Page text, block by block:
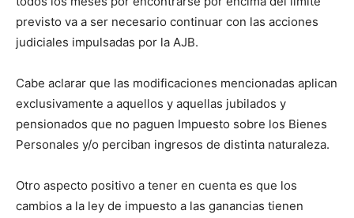
previsto va a ser necesario continuar con las acciones
judiciales impulsadas por la AJB.
Cabe aclarar que las modificaciones mencionadas aplican
exclusivamente a aquellos y aquellas jubilados y
pensionados que no paguen Impuesto sobre los Bienes
Personales y/o perciban ingresos de distinta naturaleza.
Otro aspecto positivo a tener en cuenta es que los
cambios a la ley de impuesto a las ganancias tienen